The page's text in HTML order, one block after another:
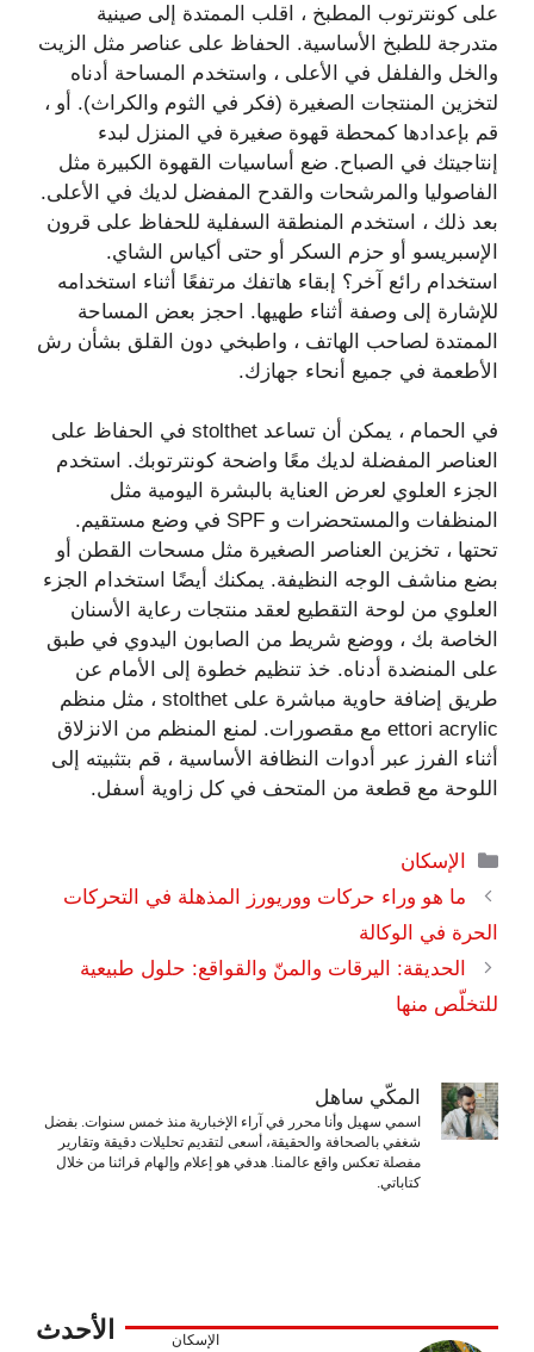
على كونترتوب المطبخ ، اقلب الممتدة إلى صينية
متدرجة للطبخ الأساسية. الحفاظ على عناصر مثل الزيت
والخل والفلفل في الأعلى ، واستخدم المساحة أدناه
لتخزين المنتجات الصغيرة (فكر في الثوم والكراث). أو ،
قم بإعدادها كمحطة قهوة صغيرة في المنزل لبدء
إنتاجيتك في الصباح. ضع أساسيات القهوة الكبيرة مثل
الفاصوليا والمرشحات والقدح المفضل لديك في الأعلى.
بعد ذلك ، استخدم المنطقة السفلية للحفاظ على قرون
الإسبريسو أو حزم السكر أو حتى أكياس الشاي.
استخدام رائع آخر؟ إبقاء هاتفك مرتفعًا أثناء استخدامه
للإشارة إلى وصفة أثناء طهيها. احجز بعض المساحة
الممتدة لصاحب الهاتف ، واطبخي دون القلق بشأن رش
الأطعمة في جميع أنحاء جهازك.
في الحمام ، يمكن أن تساعد stolthet في الحفاظ على
العناصر المفضلة لديك معًا واضحة كونترتوبك. استخدم
الجزء العلوي لعرض العناية بالبشرة اليومية مثل
المنظفات والمستحضرات و SPF في وضع مستقيم.
تحتها ، تخزين العناصر الصغيرة مثل مسحات القطن أو
بضع مناشف الوجه النظيفة. يمكنك أيضًا استخدام الجزء
العلوي من لوحة التقطيع لعقد منتجات رعاية الأسنان
الخاصة بك ، ووضع شريط من الصابون اليدوي في طبق
على المنضدة أدناه. خذ تنظيم خطوة إلى الأمام عن
طريق إضافة حاوية مباشرة على stolthet ، مثل منظم
ettori acrylic مع مقصورات. لمنع المنظم من الانزلاق
أثناء الفرز عبر أدوات النظافة الأساسية ، قم بتثبيته إلى
اللوحة مع قطعة من المتحف في كل زاوية أسفل.
التصنيفات
الإسكان
ما هو وراء حركات ووريورز المذهلة في التحركات
الحرة في الوكالة
الحديقة: اليرقات والمنّ والقواقع: حلول طبيعية
للتخلّص منها
المكّي ساهل
اسمي سهيل وأنا محرر في آراء الإخبارية منذ خمس سنوات. بفضل
شغفي بالصحافة والحقيقة، أسعى لتقديم تحليلات دقيقة وتقارير
مفصلة تعكس واقع عالمنا. هدفي هو إعلام وإلهام قرائنا من خلال
كتاباتي.
الأحدث الإسكان